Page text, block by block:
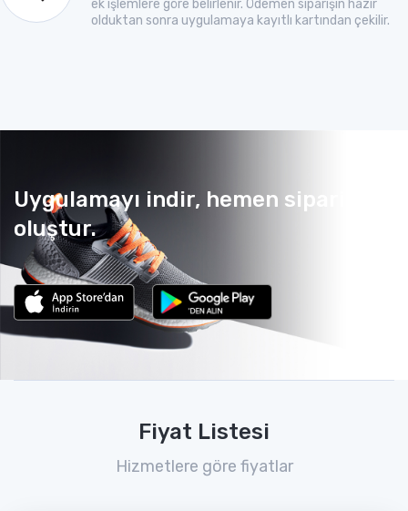
ek işlemlere göre belirlenir. Ödemen siparişin hazır
olduktan sonra uygulamaya kayıtlı kartından çekilir.
Uygulamayı indir, hemen sipariş
oluştur.
Fiyat Listesi
Hizmetlere göre fiyatlar